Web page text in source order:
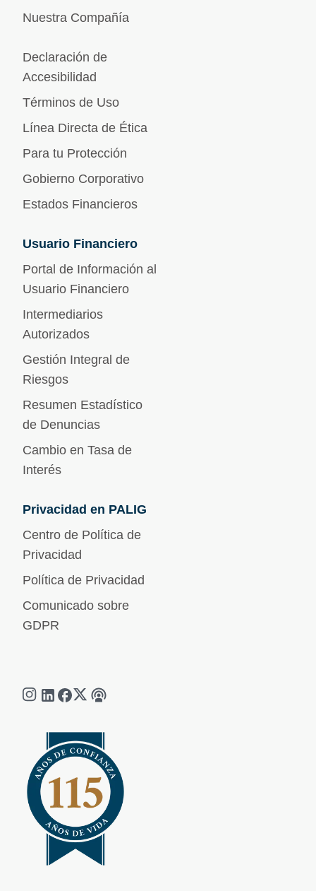
Nuestra Compañía
Declaración de
Accesibilidad
Términos de Uso
Línea Directa de Ética
Para tu Protección
Gobierno Corporativo
Estados Financieros
Usuario Financiero
Portal de Información al
Usuario Financiero
Intermediarios
Autorizados
Gestión Integral de
Riesgos
Resumen Estadístico
de Denuncias
Cambio en Tasa de
Interés
Privacidad en PALIG
Centro de Política de
Privacidad
Política de Privacidad
Comunicado sobre
GDPR